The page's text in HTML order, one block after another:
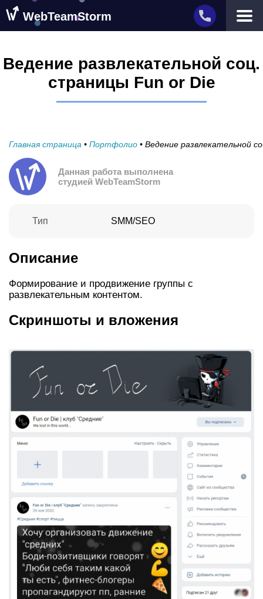
WebTeamStorm
Разработка приложений
Разработка сайтов
Поддержка
Дизайн и реклама
Разработка игр
Портфолио
Вакансии
Контакты
О нас
Блог
Прочее
Фреймворк CyFe
Ведение развлекательной соц.
страницы Fun or Die
Главная страница • Портфолио • Ведение развлекательной
Данная работа выполнена
студией WebTeamStorm
Тип SMM/SEO
Описание
Формирование и продвижение группы с
развлекательным контентом.
Скриншоты и вложения